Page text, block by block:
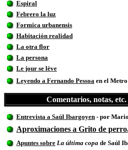
Espiral
Febrero la luz
Formica urbanensis
Habitación realidad
La otra flor
La persona
Le jour se lève
Leyendo a Fernando Pessoa en el
Comentarios, notas,
Entrevista a Saúl Ibargoyen - por
Aproximaciones a Grito de perro
Apuntes sobre La última copa de Saúl